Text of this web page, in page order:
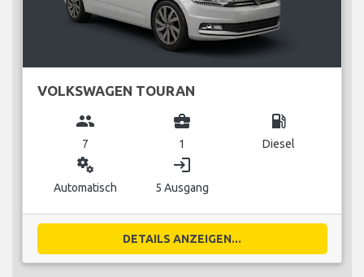
VOLKSWAGEN TOURAN
group
7
business_center
1
local_gas_station
Diesel
miscellaneous_services
Automatisch
login
5 Ausgang
DETAILS ANZEIGEN...